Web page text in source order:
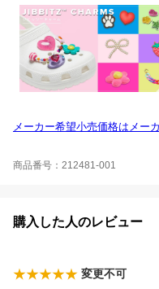
メーカー希望小売価格はメー
商品番号：212481-001
購入した人のレビュー
変更不可